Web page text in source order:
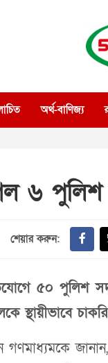
অর্থ-বাণিজ্য
৬
শেয়ার করুন:
৫০ পুলিশ
স্থায়ীভাবে